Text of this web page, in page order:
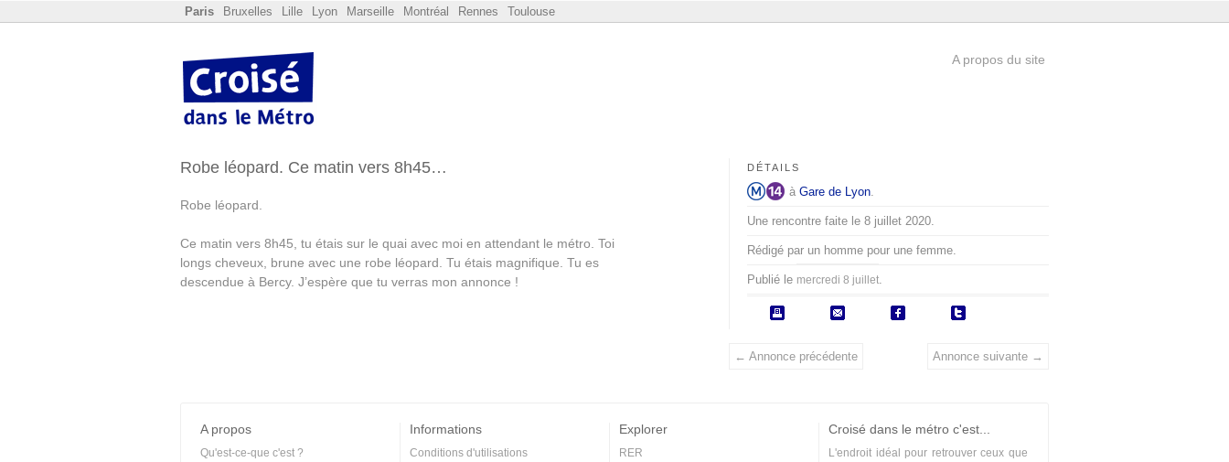
Paris Bruxelles Lille Lyon Marseille Montréal Rennes Toulouse
A propos du site
Robe léopard. Ce matin vers 8h45…
Robe léopard.
Ce matin vers 8h45, tu étais sur le quai avec moi en attendant le métro. Toi
longs cheveux, brune avec une robe léopard. Tu étais magnifique. Tu es
descendue à Bercy. J’espère que tu verras mon annonce !
DÉTAILS
à Gare de Lyon.
Une rencontre faite le 8 juillet 2020.
Rédigé par un homme pour une femme.
Publié le mercredi 8 juillet.
← Annonce précédente Annonce suivante →
A propos
Qu'est-ce-que c'est ?
Informations
Conditions d'utilisations
Explorer
RER
Croisé dans le métro c'est...
L'endroit idéal pour retrouver ceux que